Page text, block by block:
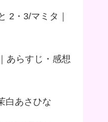
2・3/マミタ｜
あらすじ・感想
白あさひな